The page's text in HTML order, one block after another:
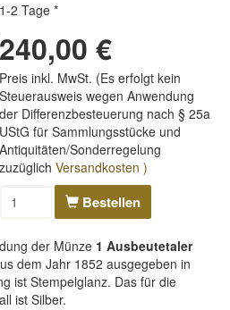
1-2 Tage *
240,00 €
Preis inkl. MwSt. (Es erfolgt kein
Steuerausweis wegen Anwendung
der Differenzbesteuerung nach § 25a
UStG für Sammlungsstücke und
Antiquitäten/Sonderregelung
zuzüglichVersandkosten )
Bestellen
der Münze 1 Ausbeutetaler
dem Jahr 1852 ausgegeben in
ist Stempelglanz. Das für die
ist Silber.